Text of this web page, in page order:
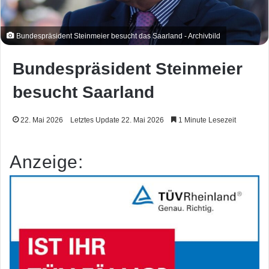
Bundespräsident Steinmeier besucht das Saarland - Archivbild
Bundespräsident Steinmeier
besucht Saarland
22. Mai 2026 Letztes Update 22. Mai 2026 1 Minute Lesezeit
Anzeige: